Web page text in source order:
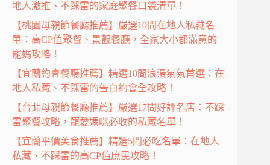
地人激推、不踩雷的家庭聚餐口袋清單！
【桃園母親節餐廳推薦】嚴選10間在地人私藏名
單：高CP值聚餐、景觀餐廳，全家大小都滿意的
寵媽攻略！
【宜蘭約會餐廳推薦】精選10間浪漫氣氛首選：在
地人私藏、不踩雷的告白約會全攻略！
【台北母親節餐廳推薦】嚴選17間好評名店：不踩
雷聚餐攻略，寵愛媽咪必收的私藏名單！
【宜蘭平價美食推薦】精選5間必吃名單：在地人
私藏、不踩雷的高CP值庶民攻略！